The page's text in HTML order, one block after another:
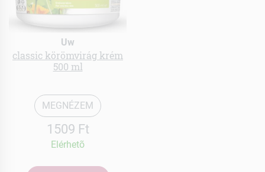
Uw
classic körömvirág krém
500 ml
MEGNÉZEM
1509 Ft
Elérhetõ